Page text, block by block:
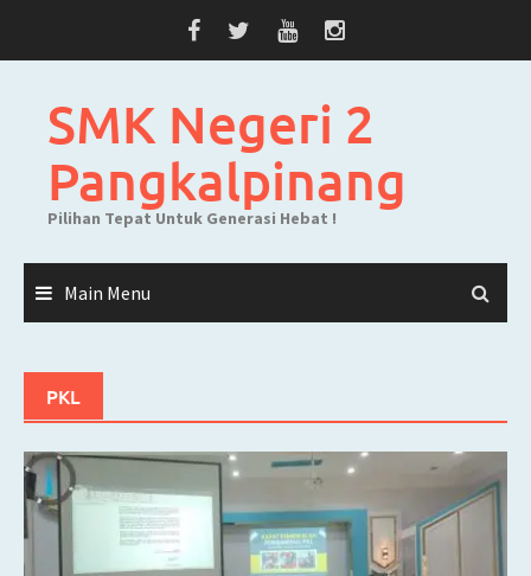
SMK Negeri 2
Pangkalpinang
Pilihan Tepat Untuk Generasi Hebat !
Main Menu
PKL